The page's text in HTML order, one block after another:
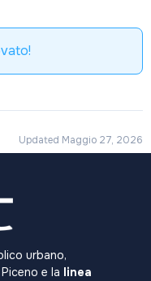
Updated Maggio 27, 2026
urbano,
e la linea